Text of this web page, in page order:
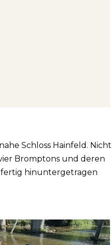
Schloss Hainfeld. Nicht
Bromptons und deren
fertig hinuntergetragen